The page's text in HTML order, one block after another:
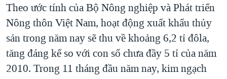
Theo ước tính của Bộ Nông nghiệp và Phát triển
Nông thôn Việt Nam, hoạt động xuất khẩu thủy
sản trong năm nay sẽ thu về khoảng 6,2 tỉ đôla,
tăng đáng kể so với con số chưa đầy 5 tỉ của năm
2010. Trong 11 tháng đầu năm nay, kim ngạch